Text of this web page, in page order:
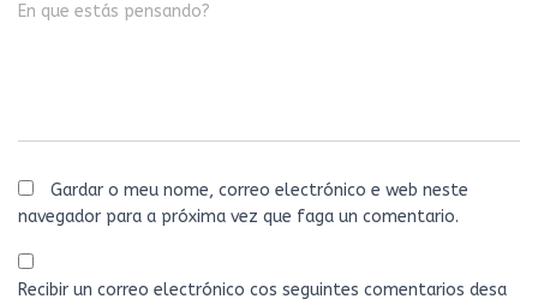
En que estás pensando?
Gardar o meu nome, correo electrónico e web neste
navegador para a próxima vez que faga un comentario.
Recibir un correo electrónico cos seguintes comentarios desa